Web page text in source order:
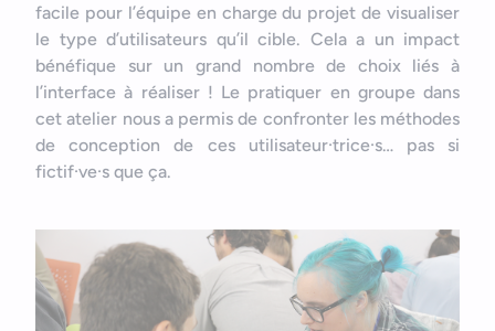
facile pour l’équipe en charge du projet de visualiser
le type d’utilisateurs qu’il cible. Cela a un impact
bénéfique sur un grand nombre de choix liés à
l’interface à réaliser ! Le pratiquer en groupe dans
cet atelier nous a permis de confronter les méthodes
de conception de ces utilisateur·trice·s… pas si
fictif·ve·s que ça.